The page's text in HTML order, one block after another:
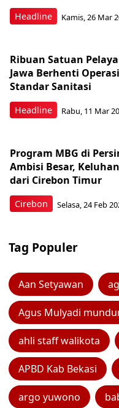
Headline Kamis, 26 Mar
Headline
Ribuan Satuan
Jawa Berhenti
Standar Sanitasi
Rabu, 11 Mar
Cirebon
Program MBG di
Ambisi Besar,
dari Cirebon Timur
Selasa, 24 Feb
Tag Populer
Aan Setyawan
Agus Mulyadi
ahli staff walikota
APBD Kab Bekasi
argo yuwono